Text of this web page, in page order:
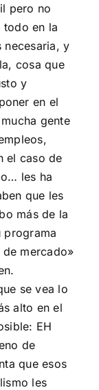
pero no
todo en la
necesaria, y
cosa que
y
en el
gente
el caso de
les ha
que les
más de la
programa
mercado»
se vea lo
alto en el
EH
de
que esos
les